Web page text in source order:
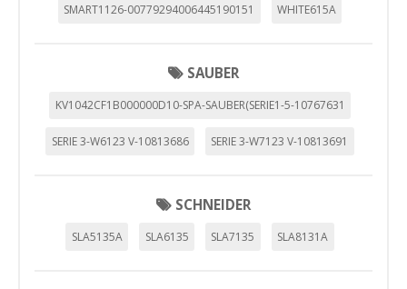
SMART1126-00779294006445190151 WHITE615A
SAUBER
KV1042CF1B000000D10-SPA-SAUBER(SERIE1-5-10767631
SERIE 3-W6123 V-10813686 SERIE 3-W7123 V-10813691
SCHNEIDER
SLA5135A SLA6135 SLA7135 SLA8131A